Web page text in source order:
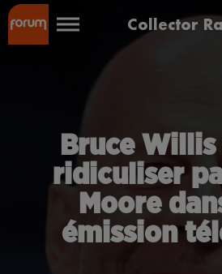
Collector
Bruce
ridiculiser
Moore
émission